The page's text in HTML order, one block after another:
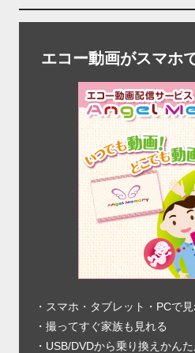
エコー動画がスマホ
・スマホ・タブレット・PCで見
・撮ってすぐ家族も見れる
・USB/DVDから乗り換えかん